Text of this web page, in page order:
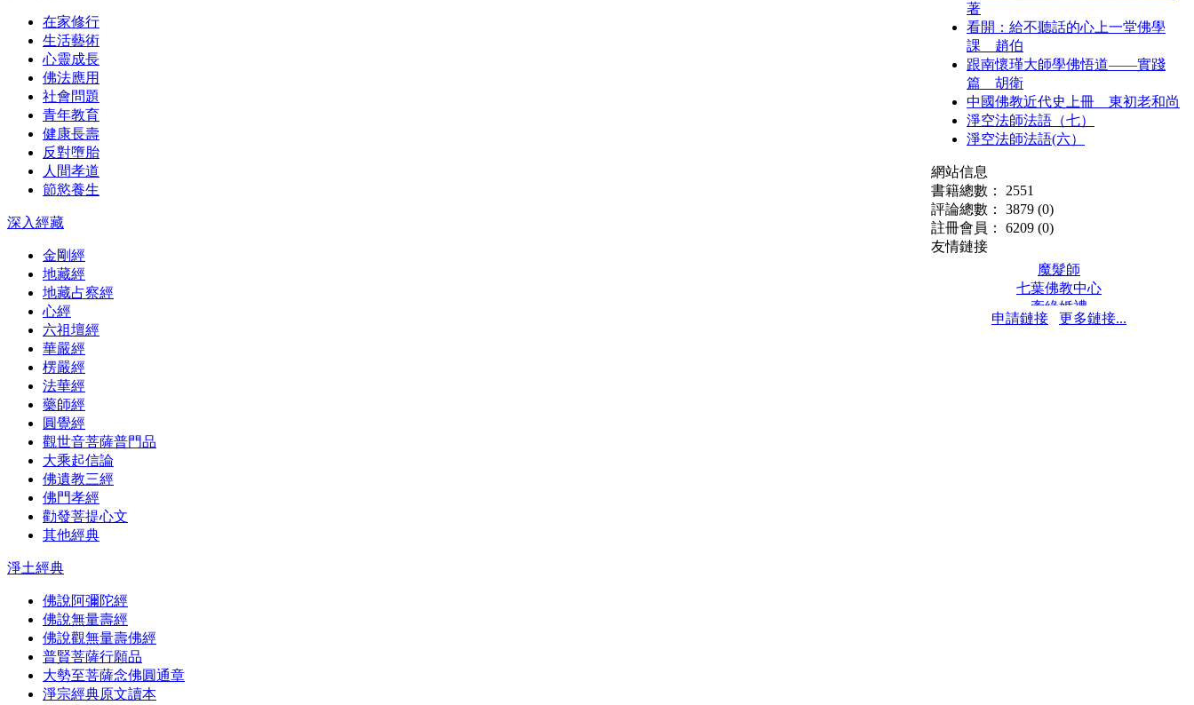
在家修行
生活藝術
心靈成長
佛法應用
社會問題
青年教育
健康長壽
反對墮胎
人間孝道
節慾養生
深入經藏
金剛經
地藏經
地藏占察經
心經
六祖壇經
華嚴經
楞嚴經
法華經
藥師經
圓覺經
觀世音菩薩普門品
大乘起信論
佛遺教三經
佛門孝經
勸發菩提心文
其他經典
淨土經典
佛說阿彌陀經
佛說無量壽經
佛說觀無量壽佛經
普賢菩薩行願品
大勢至菩薩念佛圓通章
淨宗經典原文讀本
著
看開：給不聽話的心上一堂佛學
課 趙伯
跟南懷瑾大師學佛悟道——實踐
篇 胡衛
中國佛教近代史上冊 東初老和尚
淨空法師法語（七）
淨空法師法語(六）
網站信息
書籍總數： 2551
評論總數： 3879 (0)
註冊會員： 6209 (0)
友情鏈接
魔髮師
七葉佛教中心
牽緣婚禮
保髮堂
申請鏈接 更多鏈接...